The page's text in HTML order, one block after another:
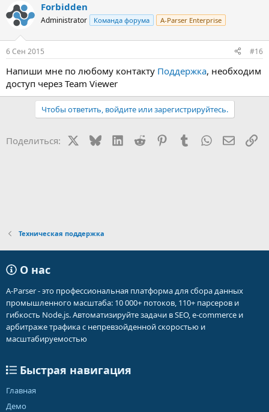
Forbidden
Administrator Команда форума A-Parser Enterprise
6 Сен 2015 #16
Напиши мне по любому контакту Поддержка, необходим
доступ через Team Viewer
Чтобы ответить, войдите или зарегистрируйтесь.
Поделиться: BlueskyLinkedIn
Reddit PinterestTumblr WhatsApp
Техническая поддержка
О нас
A-Parser - это профессиональная платформа для сбора данных
промышленного масштаба: 10 000+ потоков, 110+ парсеров и
гибкость Node.js. Автоматизируйте задачи в SEO, e-commerce и
арбитраже трафика с непревзойденной скоростью и
масштабируемостью
Быстрая навигация
Главная
Демо